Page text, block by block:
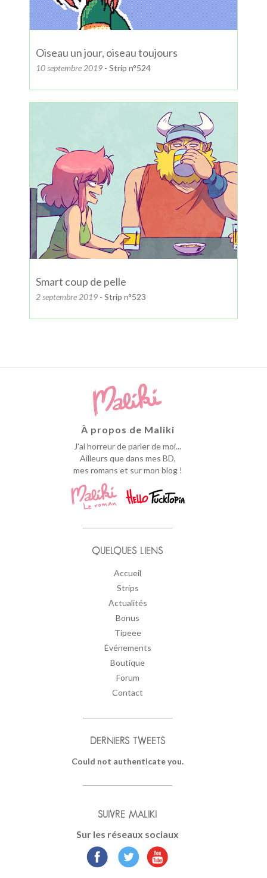
Oiseau un jour, oiseau toujours
10 septembre 2019 - Strip n°524
Smart coup de pelle
2 septembre 2019 - Strip n°523
À propos de Maliki
J'ai horreur de parler de moi...
Ailleurs que dans mes BD,
mes romans et sur mon blog !
QUELQUES LIENS
Accueil
Strips
Actualités
Bonus
Tipeee
Événements
Boutique
Forum
Contact
DERNIERS TWEETS
Could not authenticate you.
SUIVRE MALIKI
Sur les réseaux sociaux